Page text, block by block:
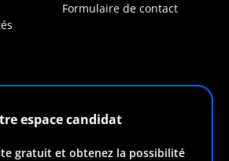
Formulaire de contact
espace candidat
gratuit et obtenez la possibilité